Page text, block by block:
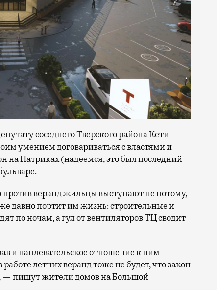
соседнего Тверского района Кети
умением договариваться с властями и
на Патриках (надеемся, это был последний
против веранд жильцы выступают не потому,
давно портит им жизнь: строительные и
по ночам, а гул от вентиляторов ТЦ сводит
и наплевательское отношение к ним
летних веранд тоже не будет, что закон
— пишут жители домов на Большой